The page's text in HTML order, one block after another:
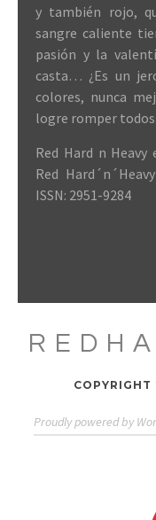
y también rojo,
sangre caliente
pasión y la
casta… ¿Es un
colores, nunca
logre romper todos
Red Hard n
Red
ISSN: 2951-9284
COPYRIGHT
Proudly powered by